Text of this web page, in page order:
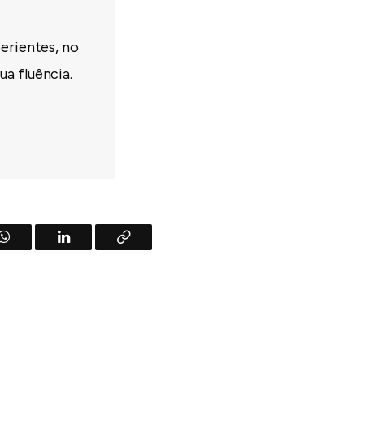
no
fluência.
WhatsAppLinkedIn Copy